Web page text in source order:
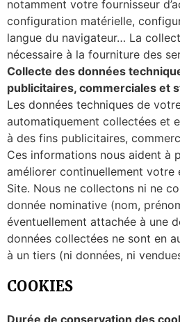
notamment votre fournisseur
configuration matérielle,
langue du navigateur… La
nécessaire à la fourniture des
Collecte des données
publicitaires, commerciales et
Les données techniques de
automatiquement collectées et
à des fins publicitaires,
Ces informations nous aident à
améliorer continuellement votre
Site. Nous ne collectons ni ne
donnée nominative (nom,
éventuellement attachée à une
données collectées ne sont en
à un tiers (ni données, ni
COOKIES
Durée de conservation des